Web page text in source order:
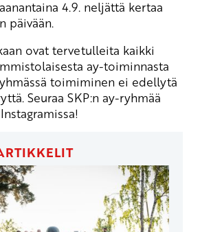
4.9. neljättä kertaa
päivään.
ovat tervetulleita kaikki
ay-toiminnasta
toimiminen ei edellytä
Seuraa SKP:n ay-ryhmää
Instagramissa!